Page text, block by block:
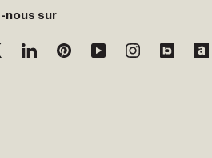
nous sur